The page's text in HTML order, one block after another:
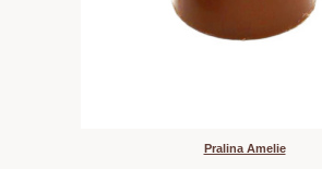
Pralina Amelie